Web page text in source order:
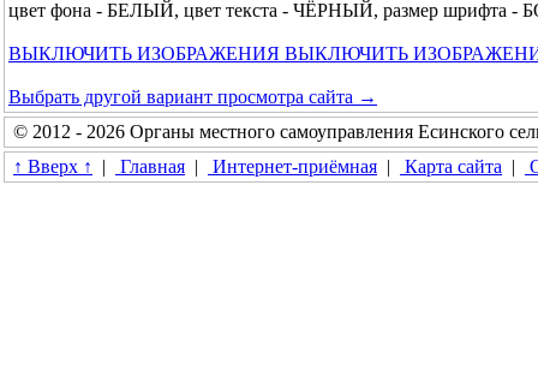
цвет фона - БЕЛЫЙ, цвет текста - ЧЁРНЫЙ, размер шрифта
ВЫКЛЮЧИТЬ ИЗОБРАЖЕНИЯ ВЫКЛЮЧИТЬ
Выбрать другой вариант просмотра сайта →
© 2012 - 2026 Органы местного самоуправления Есинского
↑ Вверх ↑
| Главная | Интернет-приёмная | Карта сайта |